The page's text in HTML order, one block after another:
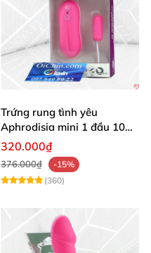
Trứng rung tình yêu
Aphrodisia mini 1 đầu 10
chế độ rung đa năng
320.000₫
376.000₫
-15%
(360)